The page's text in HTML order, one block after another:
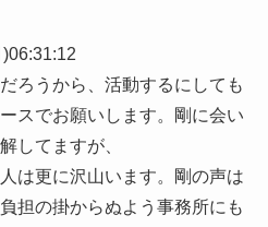
ろうから、活動するにしても
スでお願いします。剛に会い
してますが、
は更に沢山います。剛の声は
担の掛からぬよう事務所にも